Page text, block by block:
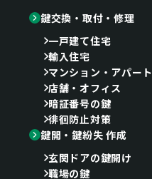
鍵交換・取付・修理
一戸建て住宅
輸入住宅
マンション・アパート
店舗・オフィス
暗証番号の鍵
徘徊防止対策
鍵開・鍵紛失 作成
玄関ドアの鍵開け
職場の鍵